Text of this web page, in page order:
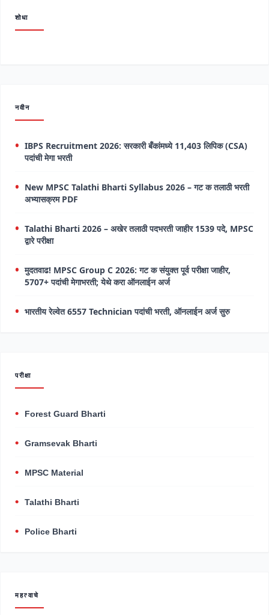
शोधा
नवीन
IBPS Recruitment 2026: सरकारी बँकांमध्ये 11,403 लिपिक (CSA)
पदांची मेगा भरती
New MPSC Talathi Bharti Syllabus 2026 – गट क तलाठी भरती
अभ्यासक्रम PDF
Talathi Bharti 2026 – अखेर तलाठी पदभरती जाहीर 1539 पदे, MPSC
द्वारे परीक्षा
मुदतवाढ! MPSC Group C 2026: गट क संयुक्त पूर्व परीक्षा जाहीर,
5707+ पदांची मेगाभरती; येथे करा ऑनलाईन अर्ज
भारतीय रेल्वेत 6557 Technician पदांची भरती, ऑनलाईन अर्ज सुरु
परीक्षा
Forest Guard Bharti
Gramsevak Bharti
MPSC Material
Talathi Bharti
Police Bharti
महत्वाचे